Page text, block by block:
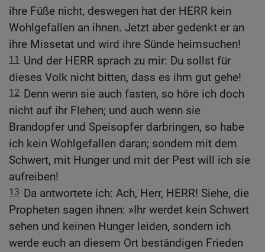
ihre Füße nicht, deswegen hat der HERR kein
Wohlgefallen an ihnen. Jetzt aber gedenkt er an
ihre Missetat und wird ihre Sünde heimsuchen!
11
Und der HERR sprach zu mir: Du sollst für
dieses Volk nicht bitten, dass es ihm gut gehe!
12 Denn wenn sie auch fasten, so höre ich doch
nicht auf ihr Flehen; und auch wenn sie
Brandopfer und Speisopfer darbringen, so habe
ich kein Wohlgefallen daran; sondern mit dem
Schwert, mit Hunger und mit der Pest will ich sie
aufreiben!
13 Da antwortete ich: Ach, Herr, HERR! Siehe, die
Propheten sagen ihnen: »Ihr werdet kein Schwert
sehen und keinen Hunger leiden, sondern ich
werde euch an diesem Ort beständigen Frieden